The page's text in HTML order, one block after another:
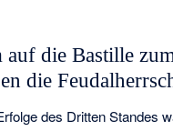
auf die Bastille
die
des Dritten Standes